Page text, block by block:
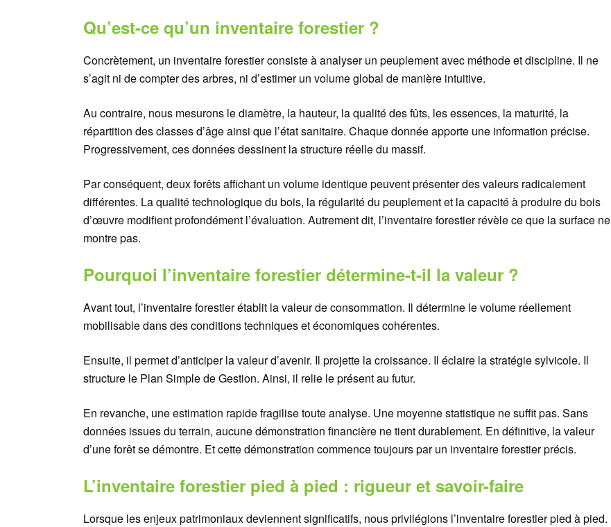
Qu’est-ce qu’un inventaire forestier ?
Concrètement, un inventaire forestier consiste à analyser un peuplement avec méthode et discipline. Il ne
s’agit ni de compter des arbres, ni d’estimer un volume global de manière intuitive.
Au contraire, nous mesurons le diamètre, la hauteur, la qualité des fûts, les essences, la maturité, la
répartition des classes d’âge ainsi que l’état sanitaire. Chaque donnée apporte une information précise.
Progressivement, ces données dessinent la structure réelle du massif.
Par conséquent, deux forêts affichant un volume identique peuvent présenter des valeurs radicalement
différentes. La qualité technologique du bois, la régularité du peuplement et la capacité à produire du bois
d’œuvre modifient profondément l’évaluation. Autrement dit, l’inventaire forestier révèle ce que la surface ne
montre pas.
Pourquoi l’inventaire forestier détermine-t-il la valeur ?
Avant tout, l’inventaire forestier établit la valeur de consommation. Il détermine le volume réellement
mobilisable dans des conditions techniques et économiques cohérentes.
Ensuite, il permet d’anticiper la valeur d’avenir. Il projette la croissance. Il éclaire la stratégie sylvicole. Il
structure le Plan Simple de Gestion. Ainsi, il relie le présent au futur.
En revanche, une estimation rapide fragilise toute analyse. Une moyenne statistique ne suffit pas. Sans
données issues du terrain, aucune démonstration financière ne tient durablement. En définitive, la valeur
d’une forêt se démontre. Et cette démonstration commence toujours par un inventaire forestier précis.
L’inventaire forestier pied à pied : rigueur et savoir-faire
Lorsque les enjeux patrimoniaux deviennent significatifs, nous privilégions l’inventaire forestier pied à pied.